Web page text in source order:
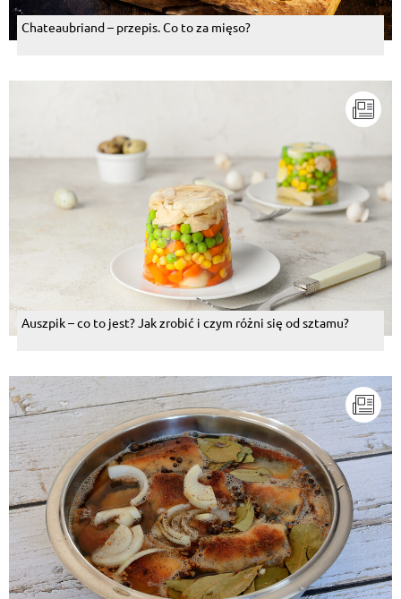
Chateaubriand – przepis. Co to za mięso?
Auszpik – co to jest? Jak zrobić i czym różni się od sztamu?